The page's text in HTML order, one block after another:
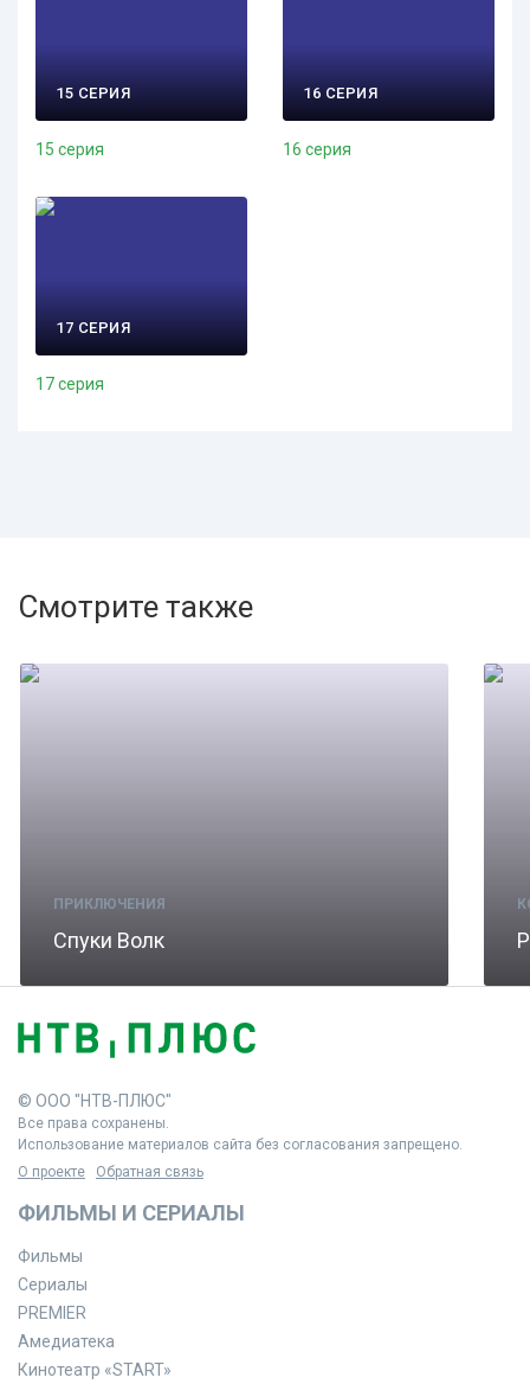
15 СЕРИЯ
15 серия
16 СЕРИЯ
16 серия
17 СЕРИЯ
17 серия
Смотрите также
ПРИКЛЮЧЕНИЯ
Спуки Волк
© ООО "НТВ-ПЛЮС"
Все права сохранены.
Использование материалов сайта без согласования запрещено.
О проекте
Обратная связь
ФИЛЬМЫ И СЕРИАЛЫ
Фильмы
Сериалы
PREMIER
Амедиатека
Кинотеатр «START»